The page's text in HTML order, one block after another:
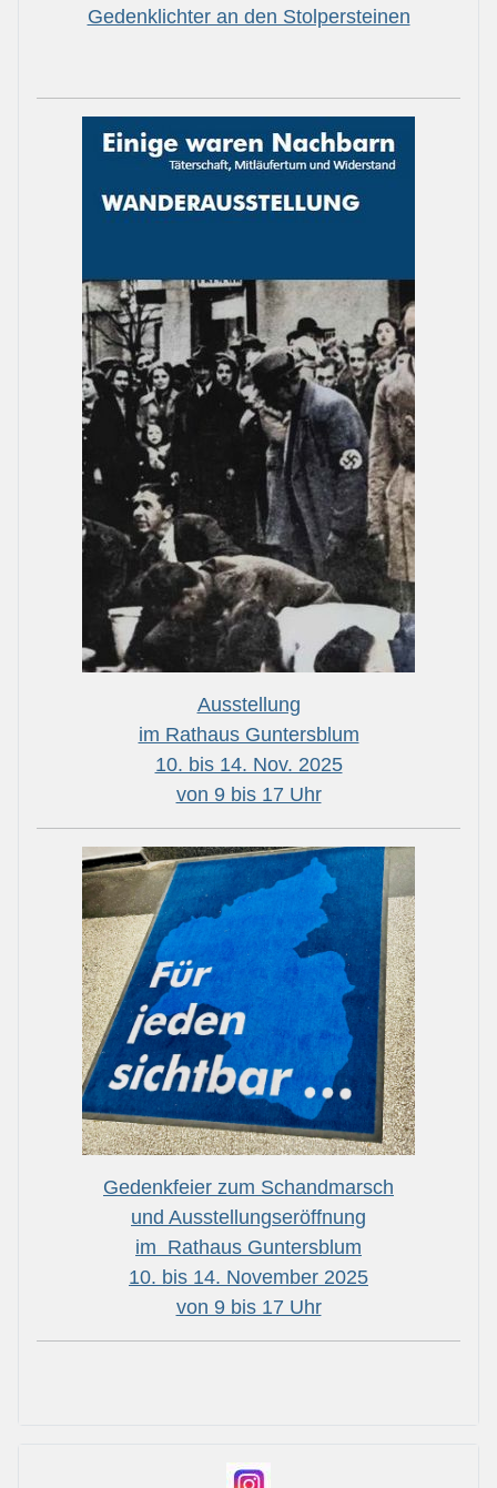
Gedenklichter an den Stolpersteinen
Ausstellung
im Rathaus Guntersblum
10. bis 14. Nov. 2025
von 9 bis 17 Uhr
Gedenkfeier zum Schandmarsch
und Ausstellungseröffnung
im Rathaus Guntersblum
10. bis 14. November 2025
von 9 bis 17 Uhr